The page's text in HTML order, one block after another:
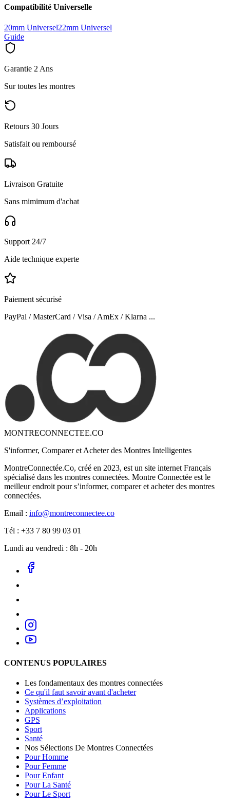
Compatibilité Universelle
20mm Universel22mm Universel
Guide
Garantie 2 Ans
Sur toutes les montres
Retours 30 Jours
Satisfait ou remboursé
Livraison Gratuite
Sans mimimum d'achat
Support 24/7
Aide technique experte
Paiement sécurisé
PayPal / MasterCard / Visa / AmEx / Klarna ...
MONTRECONNECTEE.CO
S'informer, Comparer et Acheter des Montres Intelligentes
MontreConnectée.Co, créé en 2023, est un site internet Français
spécialisé dans les montres connectées. Montre Connectée est le
meilleur endroit pour s’informer, comparer et acheter des montres
connectées.
Email : info@montreconnectee.co
Tél : +33 7 80 99 03 01
Lundi au vendredi : 8h - 20h
CONTENUS POPULAIRES
Les fondamentaux des montres connectées
Ce qu'il faut savoir avant d'acheter
Systèmes d’exploitation
Applications
GPS
Sport
Santé
Nos Sélections De Montres Connectées
Pour Homme
Pour Femme
Pour Enfant
Pour La Santé
Pour Le Sport